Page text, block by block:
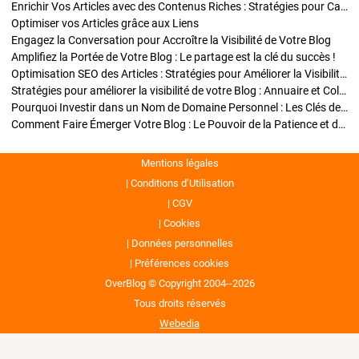
Enrichir Vos Articles avec des Contenus Riches : Stratégies pour Captiver et Optimiser
Optimiser vos Articles grâce aux Liens
Engagez la Conversation pour Accroître la Visibilité de Votre Blog
Amplifiez la Portée de Votre Blog : Le partage est la clé du succès !
Optimisation SEO des Articles : Stratégies pour Améliorer la Visibilité de Votre Blog
Stratégies pour améliorer la visibilité de votre Blog : Annuaire et Collaborations
Pourquoi Investir dans un Nom de Domaine Personnel : Les Clés de la Réussite de Votre Blog
Comment Faire Émerger Votre Blog : Le Pouvoir de la Patience et de la Persévérance
Mentions légales
Conditions d’Utilisation
CGV
Cookies
Données personnelles
Préférences cookies
OverBlog © Copyright 2004--2026
Tous droits réservés
Webedia